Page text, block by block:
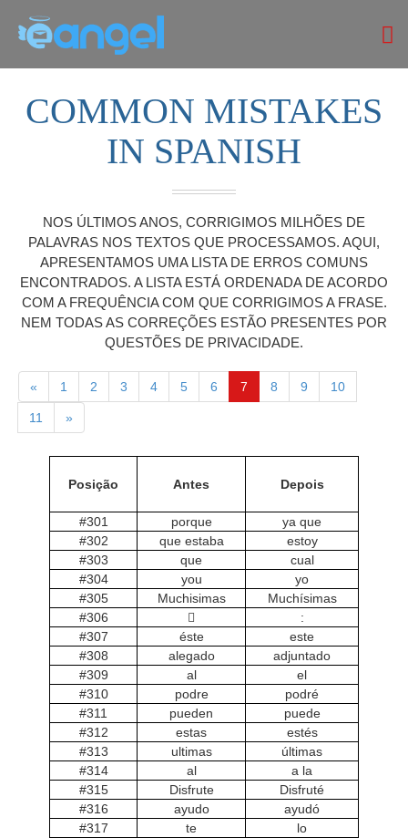
COMMON MISTAKES
IN SPANISH
NOS ÚLTIMOS ANOS, CORRIGIMOS MILHÕES DE
PALAVRAS NOS TEXTOS QUE PROCESSAMOS. AQUI,
APRESENTAMOS UMA LISTA DE ERROS COMUNS
ENCONTRADOS. A LISTA ESTÁ ORDENADA DE ACORDO
COM A FREQUÊNCIA COM QUE CORRIGIMOS A FRASE.
NEM TODAS AS CORREÇÕES ESTÃO PRESENTES POR
QUESTÕES DE PRIVACIDADE.
« 1 2 3 4 5 6 7 8 9 10
11 »
Posição Antes Depois
#301 porque
ya que
#302
que estaba
estoy
#303
que
cual
#304
you
yo
#305
Muchisimas
Muchísimas
#306

:
#307
éste
este
#308
alegado
adjuntado
#309
al
el
#310
podre
podré
#311
pueden
puede
#312
estas
estés
#313
ultimas
últimas
#314
al
a la
#315
Disfrute
Disfruté
#316
ayudo
ayudó
#317
te
lo